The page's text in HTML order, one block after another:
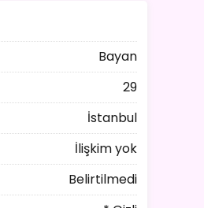
Bayan
29
İstanbul
İlişkim yok
Belirtilmedi